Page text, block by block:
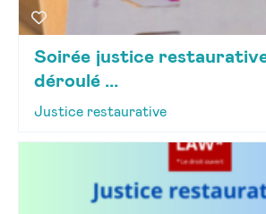
Soirée justice
déroulé ...
Justice restaurative